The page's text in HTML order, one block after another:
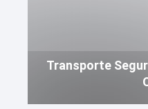
Transporte